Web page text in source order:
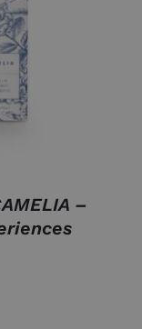
–